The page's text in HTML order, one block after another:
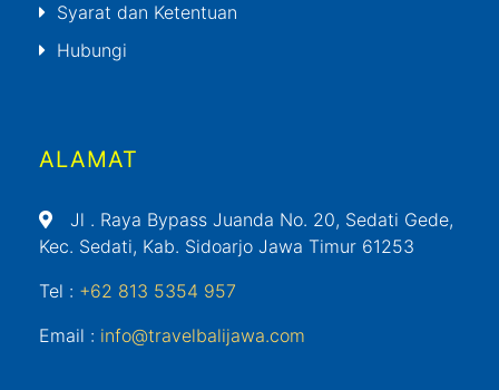
Syarat dan Ketentuan
Hubungi
ALAMAT
Jl . Raya Bypass Juanda No. 20, Sedati Gede,
Kec. Sedati, Kab. Sidoarjo Jawa Timur 61253
Tel : +62 813 5354 957
Email : info@travelbalijawa.com